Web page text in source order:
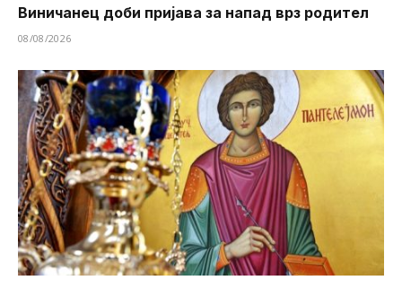
Виничанец доби пријава за напад врз родител
08/08/2026